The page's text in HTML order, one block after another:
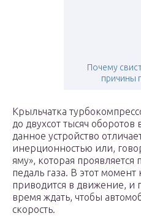
Почему
причины
Крыльчатка
до двухсот тысяч
данное устройство
инерционностью или,
яму», которая
педаль газа. В этот
приводится в движение, и
время ждать, чтобы
скорость.